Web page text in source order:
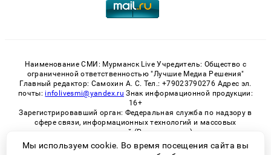
Наименование СМИ: Мурманск Live Учредитель: Общество с
ограниченной ответственностью "Лучшие Медиа Решения"
Главный редактор: Самохин А. С. Тел.: +79023790276 Адрес эл.
почты: infolivesmi@yandex.ru Знак информационной продукции:
16+
Зарегистрировавший орган: Федеральная служба по надзору в
сфере связи, информационных технологий и массовых
коммуникаций (Роскомнадзор)
Регистрационный номер СМИ ЭЛ № ФС 77 - 82534 от 21.01.2022
Мы используем cookie. Во время посещения сайта вы